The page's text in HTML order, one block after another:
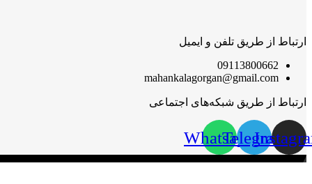
ارتباط از طریق تلفن و ایمیل
09113800662
mahankalagorgan@gmail.com
ارتباط از طریق شبکه‌های اجتماعی
Telegram
Whatsapp